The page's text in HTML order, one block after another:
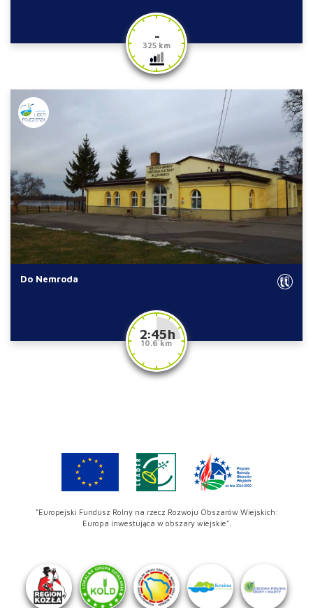
-
325 km
Do Nemroda
2:45 h
10.6 km
"Europejski Fundusz Rolny na rzecz Rozwoju Obszarów Wiejskich:
Europa inwestująca w obszary wiejskie".